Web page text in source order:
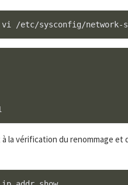
la vérification du renommage et